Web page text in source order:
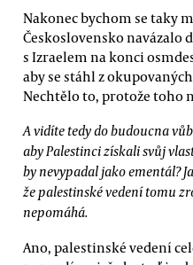
Nakonec bychom se taky
Československo navázalo
s Izraelem na konci
aby se stáhl z
Nechtělo to, protože toho
A vidíte tedy do budoucna
aby Palestinci získali svůj
by nevypadal jako ementál?
že palestinské vedení tomu
nepomáhá.
Ano, palestinské vedení